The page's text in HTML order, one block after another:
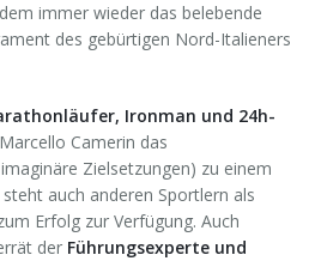
immer wieder das belebende
des gebürtigen Nord-Italieners
Ironman und 24h-
Camerin das
Zielsetzungen) zu einem
auch anderen Sportlern als
Erfolg zur Verfügung. Auch
der Führungsexperte und